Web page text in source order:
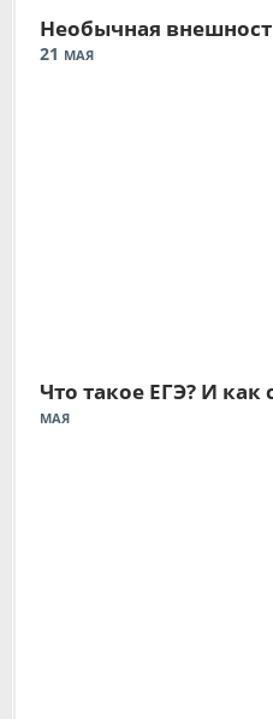
Необычная
21 МАЯ
Что такое ЕГЭ? И как
МАЯ